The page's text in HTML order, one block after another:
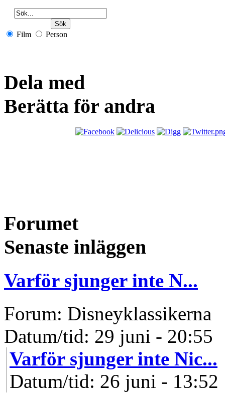
Film Person
Dela med
Berätta för andra
Forumet
Senaste inläggen
Varför sjunger inte N...
Forum: Disneyklassikerna
Datum/tid: 29 juni - 20:55
Varför sjunger inte Nic...
Datum/tid: 26 juni - 13:52